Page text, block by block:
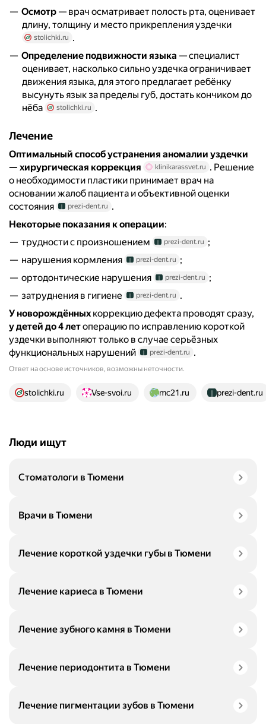
Осмотр — врач осматривает полость рта, оценивает
длину, толщину и место прикрепления уздечки
stolichki.ru .
Определение подвижности языка — специалист
оценивает, насколько сильно уздечка ограничивает
движения языка, для этого предлагает ребёнку
высунуть язык за пределы губ, достать кончиком до
нёба
stolichki.ru .
Лечение
Оптимальный способ устранения аномалии уздечки
— хирургическая коррекция
klinikarassvet.ru . Решение
о необходимости пластики принимает врач на
основании жалоб пациента и объективной оценки
состояния
prezi-dent.ru .
Некоторые показания к операции:
трудности с произношением
prezi-dent.ru ;
нарушения кормления
prezi-dent.ru ;
ортодонтические нарушения
prezi-dent.ru ;
затруднения в гигиене
prezi-dent.ru .
У новорождённых коррекцию дефекта проводят сразу,
у детей до 4 летоперацию по исправлению короткой
уздечки выполняют только в случае серьёзных
функциональных нарушений
prezi-dent.ru .
Ответ на основе источников, возможны неточности.
16 источников
stolichki.ru Vse-svoi.ru mc21.ru prezi-dent.ru
Люди ищут
Стоматологи в Тюмени
Врачи в Тюмени
Лечение короткой уздечки губы в Тюмени
Лечение кариеса в Тюмени
Лечение зубного камня в Тюмени
Лечение периодонтита в Тюмени
Лечение пигментации зубов в Тюмени